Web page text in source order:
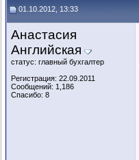
01.10.2012, 13:33
Анастасия
Английская
статус: главный бухгалтер
Регистрация: 22.09.2011
Сообщений: 1,186
Спасибо: 8